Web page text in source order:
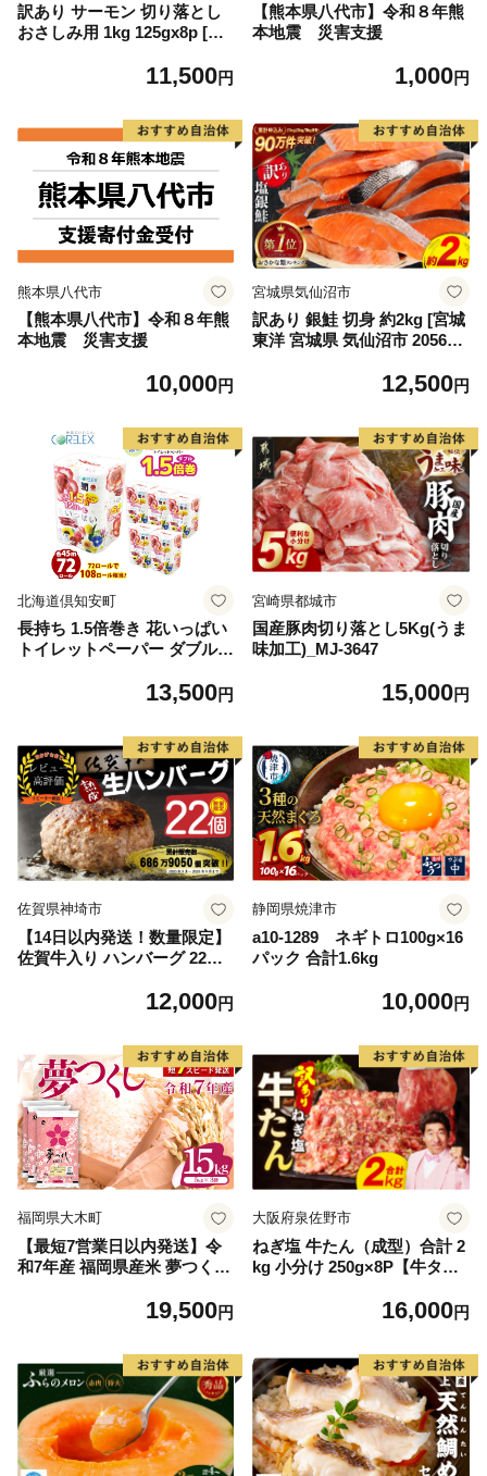
訳あり サーモン 切り落とし
おさしみ用 1kg 125gx8p [足
4313] 魚 魚介類 鮭 お刺し身
介
11,500円
【熊本県八代市】令和８年熊
本地震 災害支援
1,000円
熊本県八代市
【熊本県八代市】令和８年熊
本地震 災害支援
10,000円
宮城県気仙沼市
訳あり 銀鮭 切身 約2kg [宮城
東洋 宮城県 気仙沼市 205649
格外 不揃い さけ サケ 鮭切身
切り身 魚 わけあり
12,500円
北海道倶知安町
長持ち 1.5倍巻き 花いっぱい
トイレットペーパー ダブル 4
プリント ハーブ 香り付き 日
品 備蓄 送料無料 北海道 倶知
安町 日用品
13,500円
宮崎県都城市
国産豚肉切り落とし5Kg(うま
味加工)_MJ-3647
15,000円
佐賀県神埼市
【14日以内発送！数量限定】
佐賀牛入り ハンバーグ 22個
毛和牛 ブランド牛 九州 ハン
(H083106)
12,000円
静岡県焼津市
a10-1289 ネギトロ100g×16
パック 合計1.6kg
10,000円
福岡県大木町
【最短7営業日以内発送】令
和7年産 福岡県産米 夢つくし
19,500円
大阪府泉佐野市
ねぎ塩 牛たん（成型）合計 2
kg 小分け 250g×8P【牛タン
16,000円